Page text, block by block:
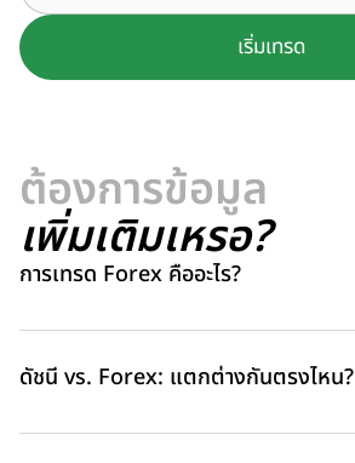
เริ่มเทรด
ต้องการข้อมูล
เพิ่มเติมเหรอ?
การเทรด Forex คืออะไร?
ดัชนี vs. Forex: แตกต่างกันตรงไหน?